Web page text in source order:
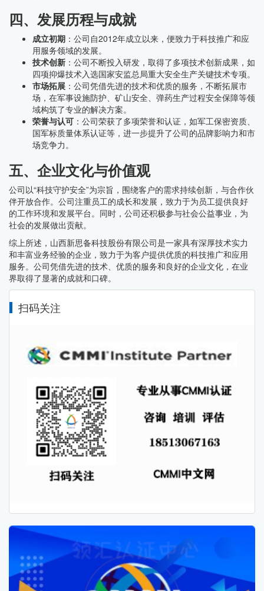
四、发展历程与成就
成立初期 ：公司自2012年成立以来，便致力于科技推广和应
用服务领域的发展。
技术创新 ：公司不断投入研发，取得了多项技术创新成果，如
四项抑爆技术入选国家安监总局重大安全生产关键技术专项。
市场拓展 ：公司凭借先进的技术和优质的服务，不断拓展市
场，在军事设施防护、矿山安全、弹药生产过程安全保障等领
域构筑了专业的解决方案。
荣誉与认可 ：公司荣获了多项荣誉和认证，如军工保密资质、
国军标质量体系认证等，进一步提升了公司的品牌影响力和市
场竞争力。
五、企业文化与价值观
公司以“科技守护安全”为宗旨，围绕客户的需求持续创新，与合作伙
伴开放合作。公司注重员工的成长和发展，致力于为员工提供良好
的工作环境和发展平台。同时，公司还积极参与社会公益事业，为
社会的发展做出贡献。
综上所述，山西新思备科技股份有限公司是一家具有深厚技术实力
和丰富业务经验的企业，致力于为客户提供优质的科技推广和应用
服务。公司凭借先进的技术、优质的服务和良好的企业文化，在业
界取得了显著的成就和口碑。
扫码关注